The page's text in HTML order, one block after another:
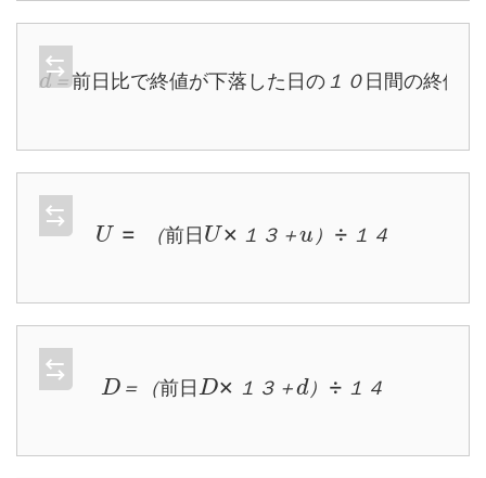
＝ 前 日 比 で 終 値が 落 し た 日 の １ ０ 日 間 の 終
d＝前日比で終値が下落した 日の１０
日間の終値の 標準偏 差
前 １ ３ ＋ ） １ ４
U= 日U×
前 １ ３ ＋ ） １ ４
＝ 前日 D× １ ３ d １ ４